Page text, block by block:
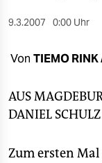
nord
wahrheit
verlag
9.3.2007 0:00 Uhr
Von TIEMO RINK
AUS
DANIEL SCHULZ
Zum ersten